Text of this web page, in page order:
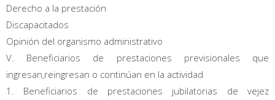
Derecho a la prestación
Discapacitados
Opinión del organismo administrativo
V. Beneficiarios de prestaciones previsionales que
ingresan,reingresan o continúan en la actividad
1. Beneficiarios de prestaciones jubilatorias de vejez